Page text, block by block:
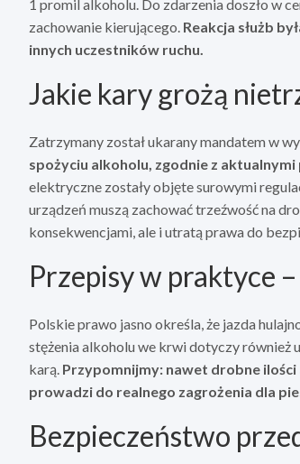
1 promil alkoholu. Do zdarzenia doszło w
zachowanie kierującego. Reakcja służb
innych uczestników ruchu.
Jakie kary grożą
Zatrzymany został ukarany mandatem w
spożyciu alkoholu, zgodnie z
elektryczne zostały objęte surowymi
urządzeń muszą zachować trzeźwość na
konsekwencjami, ale i utratą prawa do
Przepisy w praktyce
Polskie prawo jasno określa, że jazda
stężenia alkoholu we krwi dotyczy
karą. Przypomnijmy: nawet drobne ilości
prowadzi do realnego zagrożenia dla
Bezpieczeństwo